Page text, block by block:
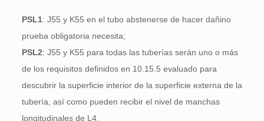
PSL1: J55 y K55 en el tubo abstenerse de hacer dañino
prueba obligatoria necesita;
PSL2: J55 y K55 para todas las tuberías serán uno o más
de los requisitos definidos en 10.15.5 evaluado para
descubrir la superficie interior de la superficie externa de la
tubería, así como pueden recibir el nivel de manchas
longitudinales de L4.